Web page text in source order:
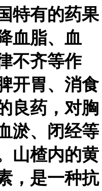
特有的药果
血脂、血
不齐等作
开胃、消食
良药，对胸
淤、闭经等
山楂内的黄
，是一种抗